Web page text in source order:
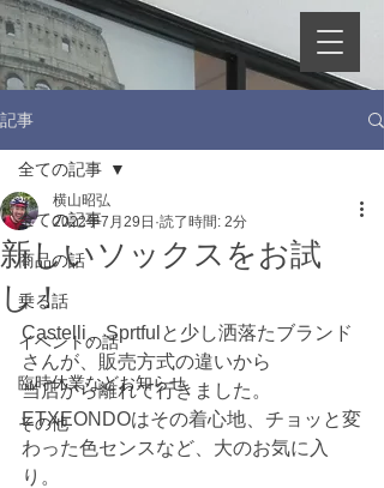
記事
全ての記事
商品の話
乗る話
イベントの話
臨時休業などお知らせ
その他
全ての記事
新しいソックスをお試
し！
横山昭弘
2022年7月29日 読了時間: 2分
Castelli、Sprtfulと少し洒落たブランド
さんが、販売方式の違いから
当店から離れて行きました。
ETXEONDOはその着心地、チョッと変
わった色センスなど、大のお気に入
り。